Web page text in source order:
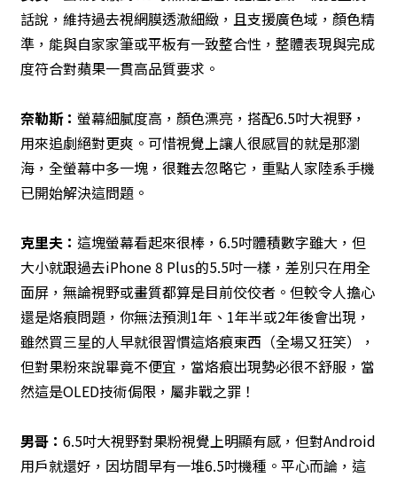
話說，維持過去視網膜透澈細緻，且支援廣色域，顏色精
準，能與自家家筆或平板有一致整合性，整體表現與完成
度符合對蘋果一貫高品質要求。
奈勒斯： 螢幕細膩度高，顏色漂亮，搭配6.5吋大視野，
用來追劇絕對更爽。可惜視覺上讓人很感冒的就是那瀏
海，全螢幕中多一塊，很難去忽略它，重點人家陸系手機
已開始解決這問題。
克里夫： 這塊螢幕看起來很棒，6.5吋體積數字雖大，但
大小就跟過去iPhone 8 Plus的5.5吋一樣，差別只在用全
面屏，無論視野或畫質都算是目前佼佼者。但較令人擔心
還是烙痕問題，你無法預測1年、1年半或2年後會出現，
雖然買三星的人早就很習慣這烙痕東西（全場又狂笑），
但對果粉來說畢竟不便宜，當烙痕出現勢必很不舒服，當
然這是OLED技術侷限，屬非戰之罪！
男哥： 6.5吋大視野對果粉視覺上明顯有感，但對Android
用戶就還好，因坊間早有一堆6.5吋機種。平心而論，這